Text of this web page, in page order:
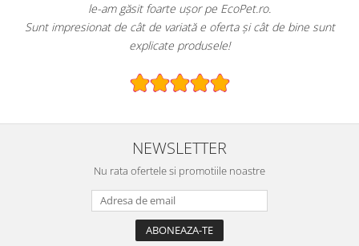
le-am găsit foarte ușor pe EcoPet.ro.
Sunt impresionat de cât de variată e oferta și cât de bine sunt
explicate produsele!
NEWSLETTER
Nu rata ofertele si promotiile noastre